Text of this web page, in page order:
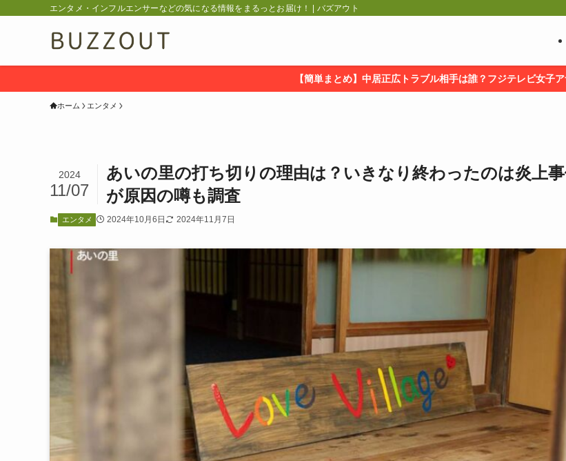
エンタメ・インフルエンサーなどの気になる情報をまるっとお届け！ | バズアウト
【簡単まとめ】中居正広トラブル相手は誰？フジテレビ女子
ホーム エンタメ
あいの里の打ち切りの理由は？いきなり終わったのは炎上
が原因の噂も調査
2024
11/07
エンタメ 2024年10月6日 2024年11月7日